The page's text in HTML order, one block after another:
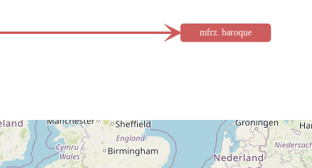
mfrz. baroque